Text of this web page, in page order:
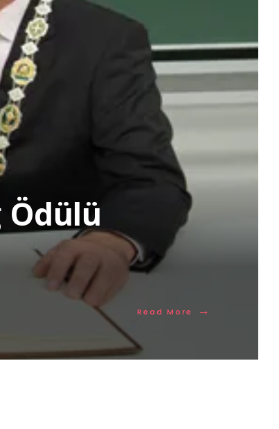
Ödülü
Read More →